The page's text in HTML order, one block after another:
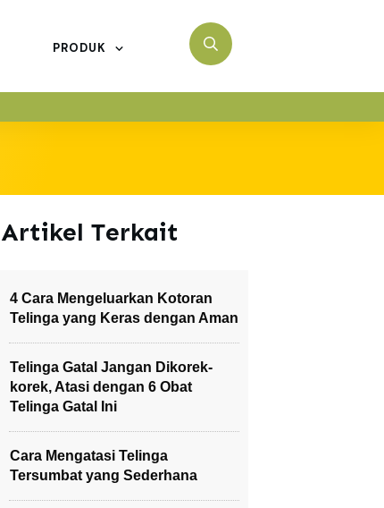
PRODUK
Artikel Terkait
4 Cara Mengeluarkan Kotoran
Telinga yang Keras dengan Aman
Telinga Gatal Jangan Dikorek-
korek, Atasi dengan 6 Obat
Telinga Gatal Ini
Cara Mengatasi Telinga
Tersumbat yang Sederhana